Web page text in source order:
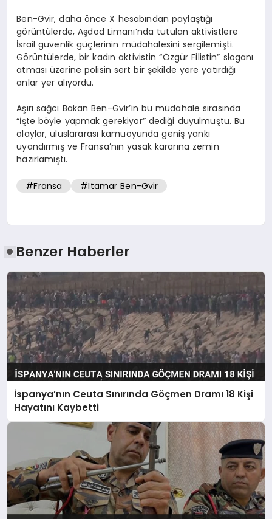
Ben-Gvir, daha önce X hesabından paylaştığı
görüntülerde, Aşdod Limanı’nda tutulan aktivistlere
İsrail güvenlik güçlerinin müdahalesini sergilemişti.
Görüntülerde, bir kadın aktivistin “Özgür Filistin” sloganı
atması üzerine polisin sert bir şekilde yere yatırdığı
anlar yer alıyordu.
Aşırı sağcı Bakan Ben-Gvir’in bu müdahale sırasında
“İşte böyle yapmak gerekiyor” dediği duyulmuştu. Bu
olaylar, uluslararası kamuoyunda geniş yankı
uyandırmış ve Fransa’nın yasak kararına zemin
hazırlamıştı.
#Fransa #Itamar Ben-Gvir
Benzer Haberler
İspanya’nın Ceuta Sınırında Göçmen Dramı 18 Kişi
Hayatını Kaybetti